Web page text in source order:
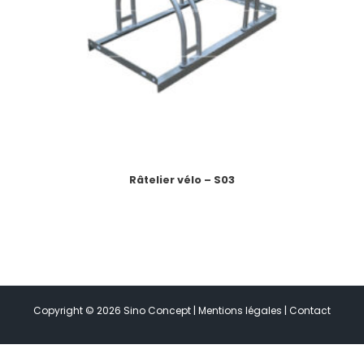
Râtelier vélo – S03
Copyright © 2026 Sino Concept | Mentions légales | Contact